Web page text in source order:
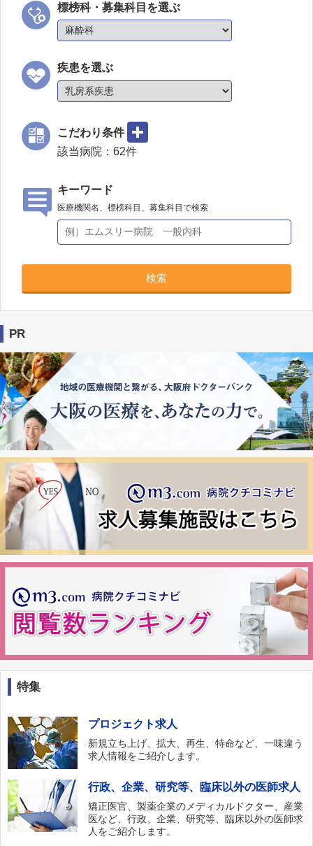
標榜科・募集科目を選ぶ
疾患を選ぶ
こだわり条件
該当病院： 62件
キーワード
医療機関名、標榜科目、募集科目で検索
検索
PR
特集
プロジェクト求人
新規立ち上げ、拡大、再生、特命など、一味違う
求人情報をご紹介します。
行政、企業、研究等、臨床以外の医師求人
矯正医官、製薬企業のメディカルドクター、産業
医など、行政、企業、研究等、臨床以外の医師求
人をご紹介します。